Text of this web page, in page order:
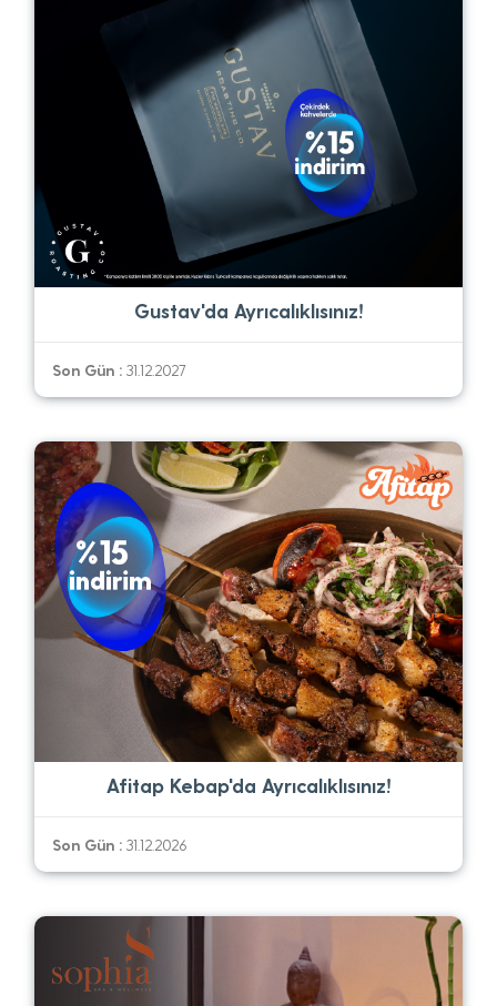
Gustav'da Ayrıcalıklısınız!
Son Gün : 31.12.2027
Afitap Kebap'da Ayrıcalıklısınız!
Son Gün : 31.12.2026